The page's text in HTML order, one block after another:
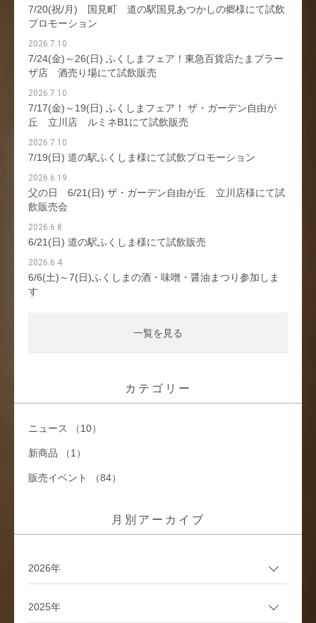
7/20(祝/月) 国見町 道の駅国見あつかしの郷様にて試飲
プロモーション
2026.7.10
7/24(金)～26(日) ふくしまフェア！東急百貨店たまプラー
ザ店 酒売り場にて試飲販売
2026.7.10
7/17(金)～19(日) ふくしまフェア！ ザ・ガーデン自由が
丘 立川店 ルミネB1にて試飲販売
2026.7.10
7/19(日) 道の駅ふくしま様にて試飲プロモーション
2026.6.19
父の日 6/21(日) ザ・ガーデン自由が丘 立川店様にて試
飲販売会
2026.6.8
6/21(日) 道の駅ふくしま様にて試飲販売
2026.6.4
6/6(土)～7(日)ふくしまの酒・味噌・醤油まつり参加しま
す
一覧を見る
カテゴリー
ニュース （10）
新商品 （1）
販売イベント （84）
月別アーカイブ
2026年
2025年